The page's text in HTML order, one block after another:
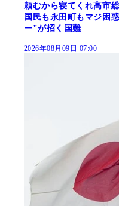
頼むから寝てくれ高市
国民も永田町もマジ困
ー"が招く国難
2026年08月09日 07:00